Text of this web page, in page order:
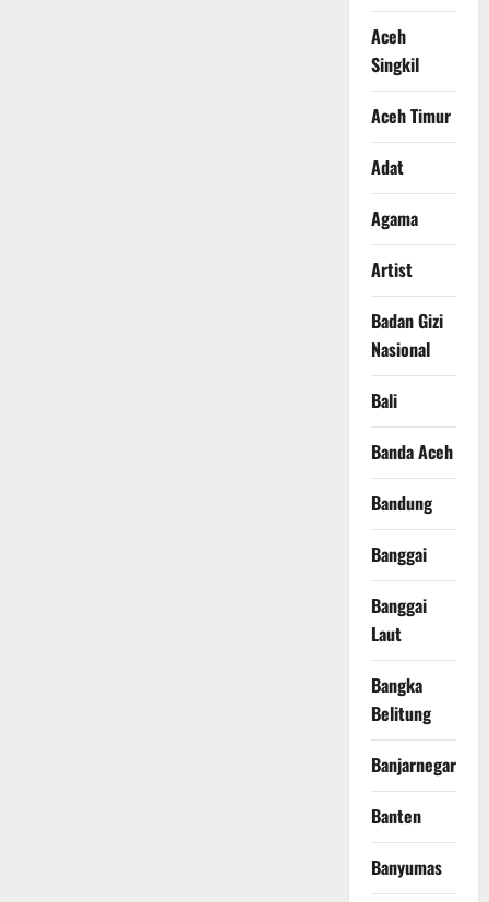
Aceh
Singkil
Aceh Timur
Adat
Agama
Artist
Badan Gizi
Nasional
Bali
Banda Aceh
Bandung
Banggai
Banggai
Laut
Bangka
Belitung
Banjarnegara
Banten
Banyumas